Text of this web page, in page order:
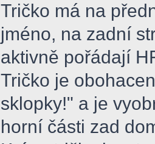
Tričko má na
jméno, na zadní
aktivně pořádají
Tričko je
sklopky!" a je
horní části zad